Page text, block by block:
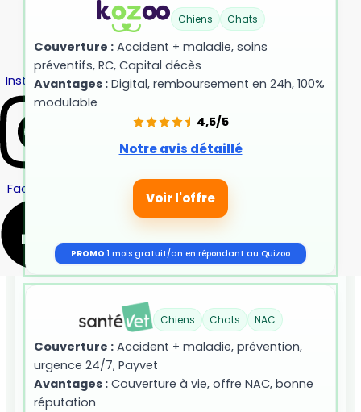
Guide Chat
Guide Chien
Guide NAC
Instagram
Facebook
Chiens Chats
Couverture : Accident + maladie, soins
préventifs, RC, Capital décès
Avantages : Digital, remboursement en 24h, 100%
modulable
4,5/5
Notre avis détaillé
Voir l'offre
PROMO 1 mois gratuit/an en répondant au Quizoo
Chiens Chats NAC
Couverture : Accident + maladie, prévention,
urgence 24/7, Payvet
Avantages : Couverture à vie, offre NAC, bonne
réputation